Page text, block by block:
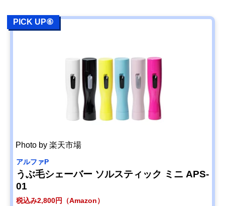
PICK UP⑥
Photo by 楽天市場
アルファP
うぶ毛シェーバー ソルスティック ミニ APS-
01
税込み2,800円（Amazon）